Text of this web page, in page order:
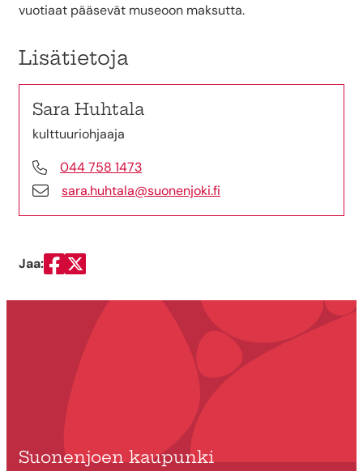
vuotiaat pääsevät museoon maksutta.
Lisätietoja
Sara Huhtala
kulttuuriohjaaja
044 758 1473
sara.huhtala@suonenjoki.fi
Jaa:
Jaa Facebookissa
Jaa Twitterissä
Suonenjoen kaupunki